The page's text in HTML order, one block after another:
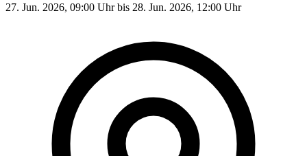
27. Jun. 2026, 09:00 Uhr bis 28. Jun. 2026, 12:00 Uhr